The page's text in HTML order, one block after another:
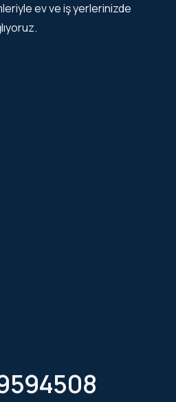
ev ve iş yerlerinizde